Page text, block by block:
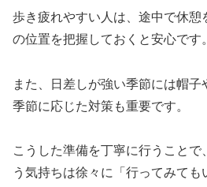
歩き疲れやすい人は、途中で休憩
の位置を把握しておくと安心です。
また、日差しが強い季節には帽子
季節に応じた対策も重要です。
こうした準備を丁寧に行うこと
う気持ちは徐々に「行ってみて